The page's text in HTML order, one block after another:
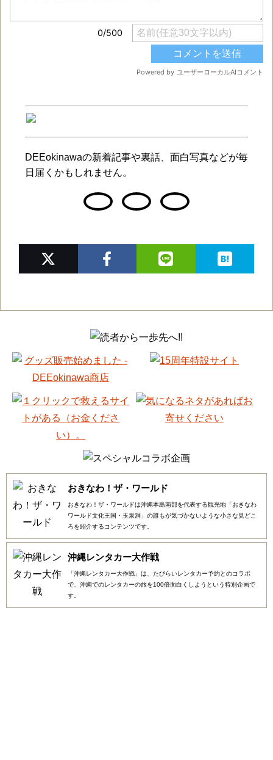
DEEokinawaの新着記事や裏話、面白写真などが毎
日届くかもしれません。
おきなわ！ザ・ワールド
おきなわ！ザ・ワールドは沖縄本島南部を代表する観光地「おきなわ
ワールド文化王国・玉泉洞」の誰もが気づかないような小さな見どこ
ろを紹介するコンテンツです。
沖縄レンタカー大作戦
「沖縄レンタカー大作戦」は、たびらいレンタカー予約とのコラボ
で、沖縄でのレンタカーの旅を100倍面白くしようという特別企画で
す。